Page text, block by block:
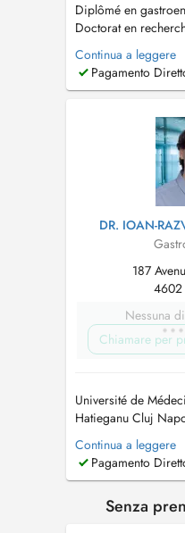
Diplômé en
Doctorat en
immunologie
formative lors de
Immunologie et en
muqueuse du colon
Continua a leggere
Pagamento
DR. IOAN-
187
Nessuna
Chiamare per
Université de
Hatieganu Cluj
Catholique de
Formation
maladies
Hospitalier
Continua a leggere
Pagamento
Senza